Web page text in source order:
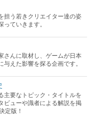
担う若きクリエイター達の姿
ていきます。
さんに取材し、ゲームが日本
えた影響を探る企画です。
主要なトピック・タイトルを
ビューや識者による解説を掲
定版！